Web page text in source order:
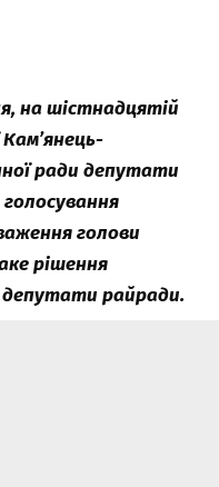
на шістнадцятій
Кам’янець-
ради депутати
голови
рішення
депутати райради.